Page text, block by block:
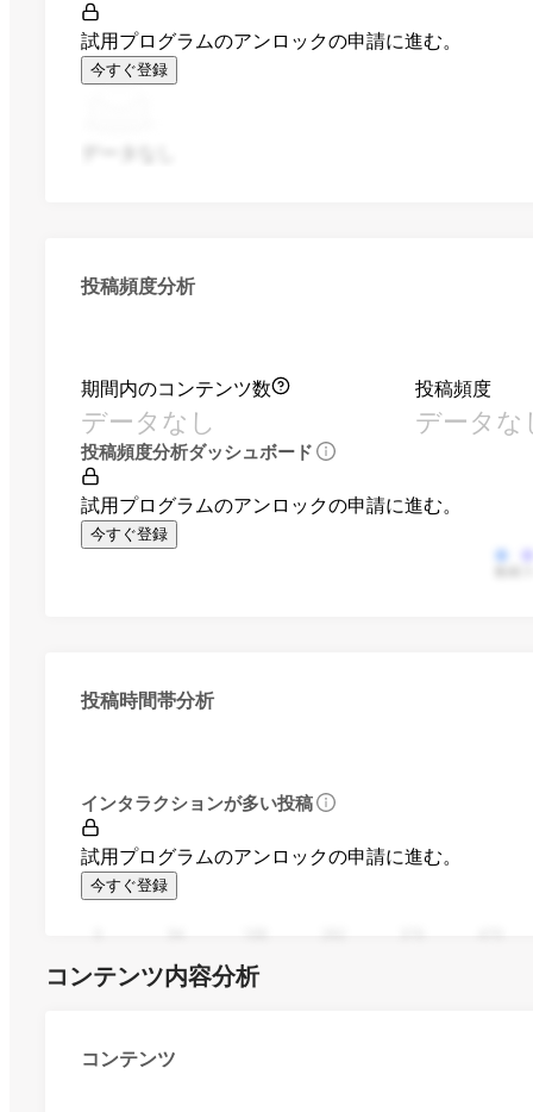
試用プログラムのアンロックの申請に進む。
今すぐ登録
投稿頻度分析
期間内のコンテンツ数
データなし
投稿頻度
データな
投稿頻度分析ダッシュボード
試用プログラムのアンロックの申請に進む。
今すぐ登録
投稿時間帯分析
インタラクションが多い投稿
試用プログラムのアンロックの申請に進む。
今すぐ登録
コンテンツ内容分析
コンテンツ